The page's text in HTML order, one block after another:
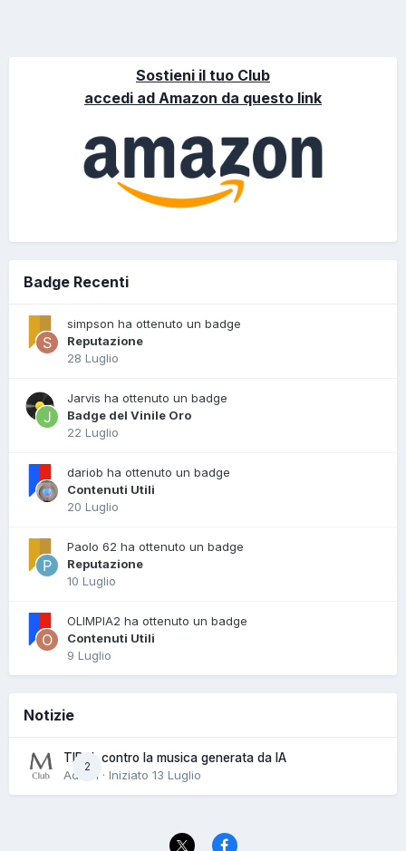
Sostieni il tuo Club
accedi ad Amazon da questo link
Badge Recenti
simpson ha ottenuto un badge
Reputazione
28 Luglio
Jarvis ha ottenuto un badge
Badge del Vinile Oro
22 Luglio
dariob ha ottenuto un badge
Contenuti Utili
20 Luglio
Paolo 62 ha ottenuto un badge
Reputazione
10 Luglio
OLIMPIA2 ha ottenuto un badge
Contenuti Utili
9 Luglio
Notizie
2
TIDAL contro la musica generata da IA
Admin · Iniziato 13 Luglio